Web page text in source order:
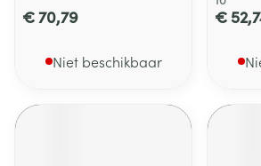
€ 70,79
Niet beschikbaar
€